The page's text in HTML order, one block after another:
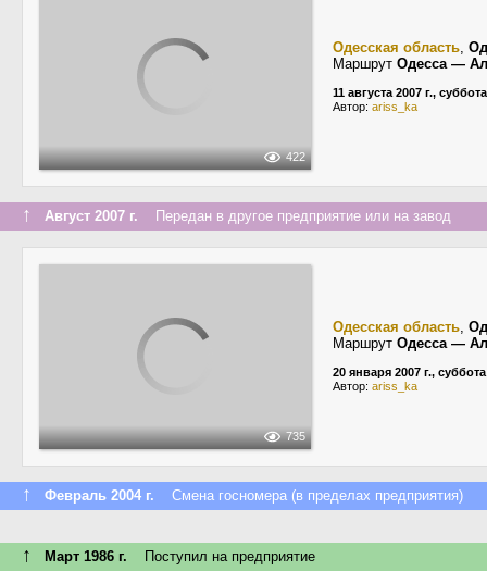
422
Одесская область,
Маршрут Одесса —
11 августа 2007 г., суббота
Автор: ariss_ka
↑ Август 2007 г. Передан в другое предприятие или на завод
735
Одесская область,
Маршрут Одесса —
20 января 2007 г., суббота
Автор: ariss_ka
↑ Февраль 2004 г. Смена госномера (в пределах предприятия)
↑ Март 1986 г. Поступил на предприятие